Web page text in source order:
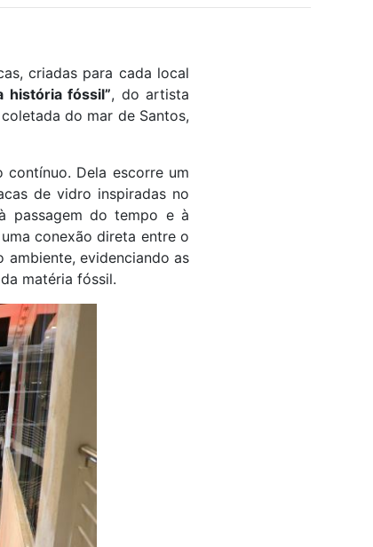
criadas para cada local
história fóssil”, do artista
do mar de Santos,
contínuo. Dela escorre um
de vidro inspiradas no
passagem do tempo e à
conexão direta entre o
evidenciando as
matéria fóssil.